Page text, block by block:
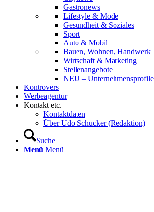
Gastronews
Lifestyle & Mode
Gesundheit & Soziales
Sport
Auto & Mobil
Bauen, Wohnen, Handwerk
Wirtschaft & Marketing
Stellenangebote
NEU – Unternehmens­profile
Kontrovers
Werbeagentur
Kontakt etc.
Kontaktdaten
Über Udo Schucker (Redaktion)
Suche
Menü Menü